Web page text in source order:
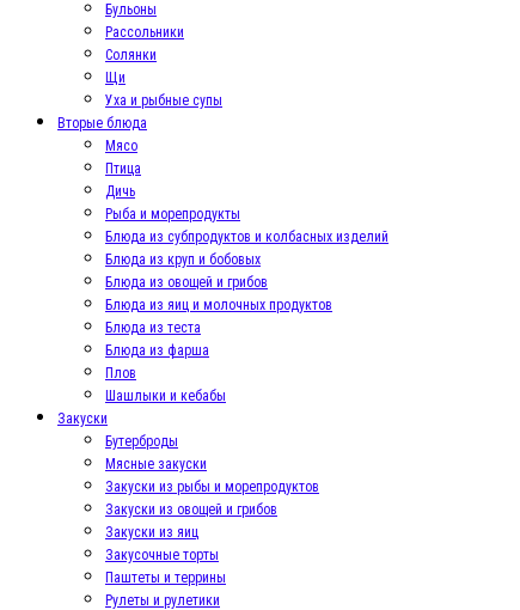
Бульоны
Рассольники
Солянки
Щи
Уха и рыбные супы
Вторые блюда
Мясо
Птица
Дичь
Рыба и морепродукты
Блюда из субпродуктов и колбасных изделий
Блюда из круп и бобовых
Блюда из овощей и грибов
Блюда из яиц и молочных продуктов
Блюда из теста
Блюда из фарша
Плов
Шашлыки и кебабы
Закуски
Бутерброды
Мясные закуски
Закуски из рыбы и морепродуктов
Закуски из овощей и грибов
Закуски из яиц
Закусочные торты
Паштеты и террины
Рулеты и рулетики